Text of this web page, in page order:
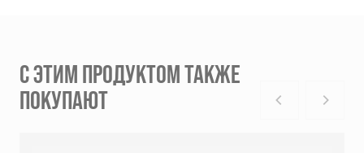
С ЭТИМ ПРОДУКТОМ ТАКЖЕ
ПОКУПАЮТ